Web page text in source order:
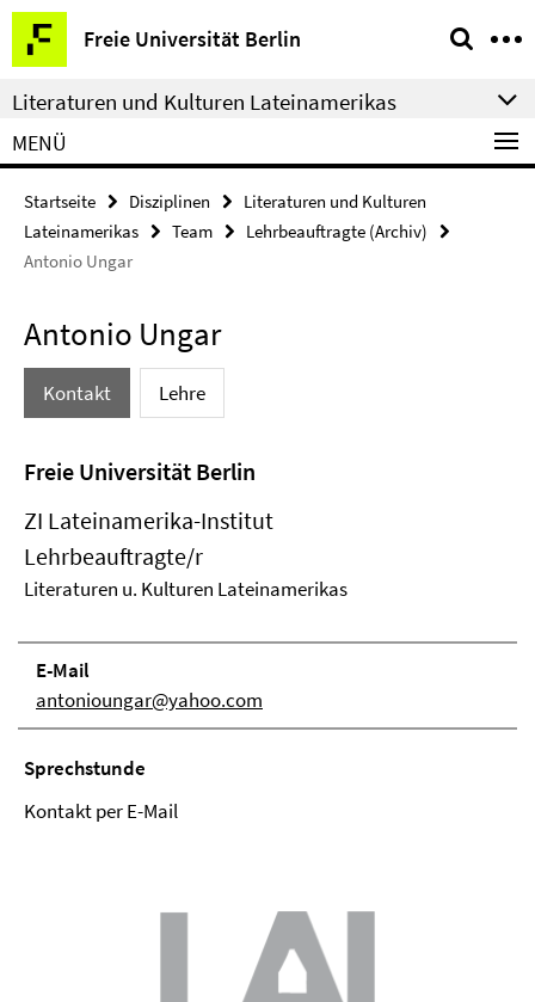
Springe
direkt
zu
Inhalt
Freie Universität Berlin
Service-
Navigation
Literaturen und Kulturen Lateinamerikas
MENÜ
Startseite Disziplinen
Literaturen und Kulturen
Lateinamerikas
Team
Lehrbeauftragte (Archiv)
Antonio Ungar
Antonio Ungar
Kontakt Lehre
Freie Universität Berlin
ZI Lateinamerika-Institut
Lehrbeauftragte/r
Literaturen u. Kulturen Lateinamerikas
E-Mail
antonioungar@yahoo.com
Sprechstunde
Kontakt per E-Mail